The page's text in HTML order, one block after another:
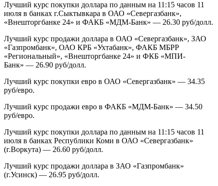
Лучший курс покупки доллара по данным на 11:15 часов 11
июля в банках г.Сыктывкара в ОАО «Севергазбанк»,
«Внешторгбанке 24» и ФАКБ «МДМ-Банк» — 26.30 руб/долл.
Лучший курс продажи доллара в ОАО «Севергазбанк», ЗАО
«Газпромбанк», ОАО КРБ «Ухтабанк», ФАКБ МБРР
«Региональный», «Внешторгбанке 24» и ФКБ «МПИ-
Банк» — 26.90 руб/долл.
Лучший курс покупки евро в ОАО «Севергазбанк» — 34.35
руб/евро.
Лучший курс продажи евро в ФАКБ «МДМ-Банк» — 34.50
руб/евро.
Лучший курс покупки доллара по данным на 11:15 часов 11
июля в банках Республики Коми в ОАО «Севергазбанк»
(г.Воркута) — 26.60 руб/долл.
Лучший курс продажи доллара в ЗАО «Газпромбанк»
(г.Усинск) — 26.95 руб/долл.